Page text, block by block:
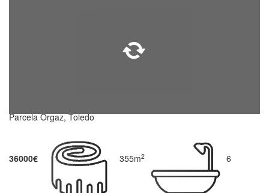
Parcela Orgaz, Toledo
36000€ 355m2 6